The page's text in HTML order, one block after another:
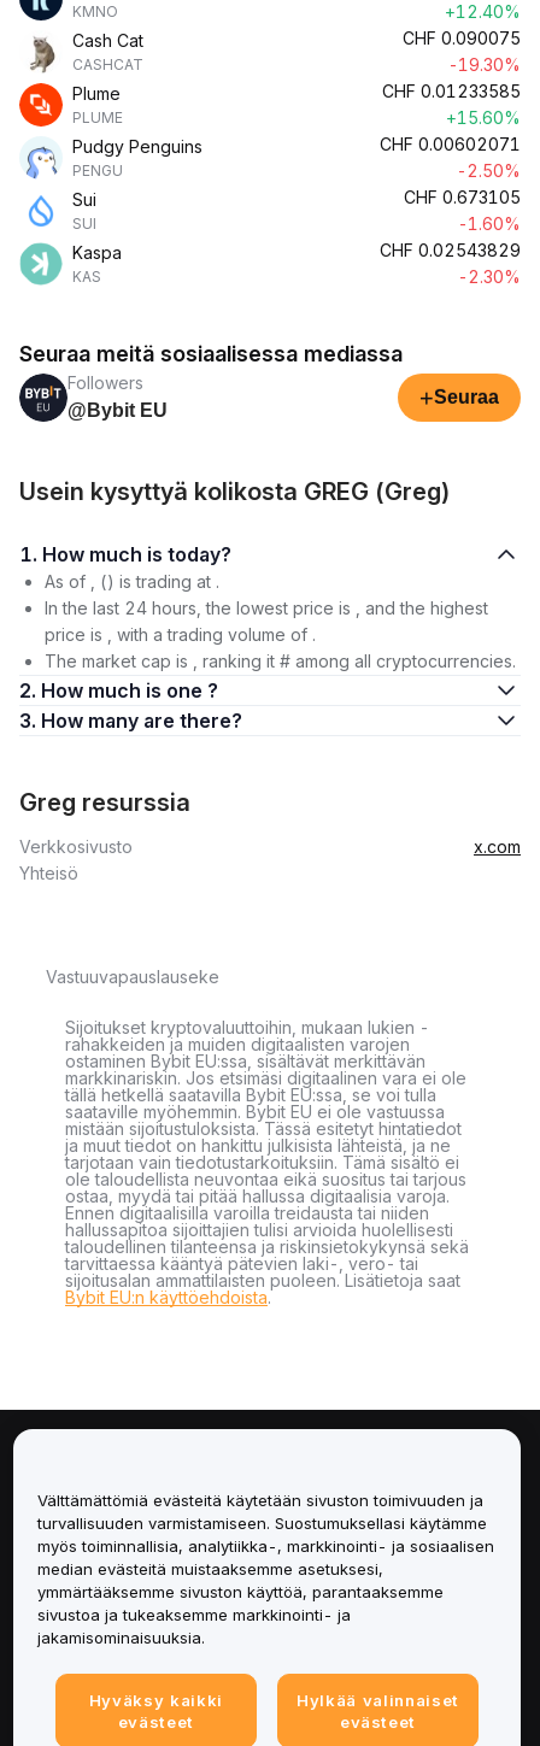
KMNO
+12.40%
Cash Cat
CASHCAT
CHF 0.090075
-19.30%
Plume
PLUME
CHF 0.01233585
+15.60%
Pudgy Penguins
PENGU
CHF 0.00602071
-2.50%
Sui
SUI
CHF 0.673105
-1.60%
Kaspa
KAS
CHF 0.02543829
-2.30%
Seuraa meitä sosiaalisessa mediassa
Followers
@Bybit EU
+Seuraa
Usein kysyttyä kolikosta GREG (Greg)
1. How much is today?
As of , () is trading at .
In the last 24 hours, the lowest price is , and the highest
price is , with a trading volume of .
The market cap is , ranking it # among all cryptocurrencies.
2. How much is one ?
3. How many are there?
Greg resurssia
Verkkosivusto
x.com
Yhteisö
Vastuuvapauslauseke
Sijoitukset kryptovaluuttoihin, mukaan lukien -
rahakkeiden ja muiden digitaalisten varojen
ostaminen Bybit EU:ssa, sisältävät merkittävän
markkinariskin. Jos etsimäsi digitaalinen vara ei ole
tällä hetkellä saatavilla Bybit EU:ssa, se voi tulla
saataville myöhemmin. Bybit EU ei ole vastuussa
mistään sijoitustuloksista. Tässä esitetyt hintatiedot
ja muut tiedot on hankittu julkisista lähteistä, ja ne
tarjotaan vain tiedotustarkoituksiin. Tämä sisältö ei
ole taloudellista neuvontaa eikä suositus tai tarjous
ostaa, myydä tai pitää hallussa digitaalisia varoja.
Ennen digitaalisilla varoilla treidausta tai niiden
hallussapitoa sijoittajien tulisi arvioida huolellisesti
taloudellinen tilanteensa ja riskinsietokykynsä sekä
tarvittaessa kääntyä pätevien laki-, vero- tai
sijoitusalan ammattilaisten puoleen. Lisätietoja saat
Bybit EU:n käyttöehdoista.
Palvelut
Tuki
Tuotteet
Lakiasiat
Välttämättömiä evästeitä käytetään sivuston toimivuuden ja
turvallisuuden varmistamiseen. Suostumuksellasi käytämme
myös toiminnallisia, analytiikka-, markkinointi- ja sosiaalisen
median evästeitä muistaaksemme asetuksesi,
ymmärtääksemme sivuston käyttöä, parantaaksemme
sivustoa ja tukeaksemme markkinointi- ja
jakamisominaisuuksia.
Hyväksy kaikki
evästeet
Hylkää valinnaiset
evästeet